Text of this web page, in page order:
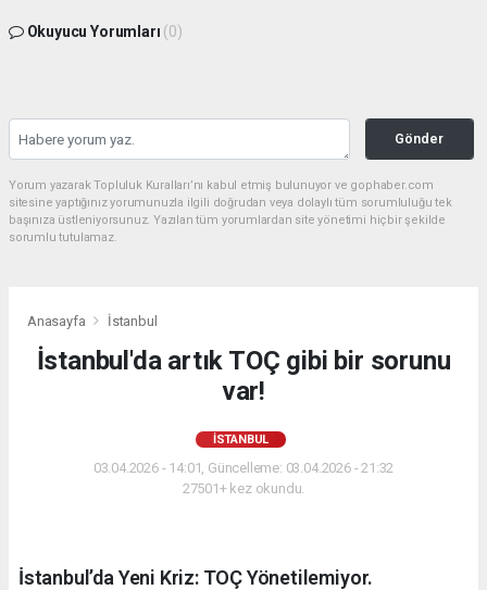
Okuyucu Yorumları (0)
Gönder
Yorum yazarak Topluluk Kuralları’nı kabul etmiş bulunuyor ve gophaber.com
sitesine yaptığınız yorumunuzla ilgili doğrudan veya dolaylı tüm sorumluluğu tek
başınıza üstleniyorsunuz. Yazılan tüm yorumlardan site yönetimi hiçbir şekilde
sorumlu tutulamaz.
Anasayfa İstanbul
İstanbul'da artık TOÇ gibi bir sorunu
var!
İSTANBUL
03.04.2026 - 14:01, Güncelleme: 03.04.2026 - 21:32
27501+ kez okundu.
İstanbul’da Yeni Kriz: TOÇ Yönetilemiyor.